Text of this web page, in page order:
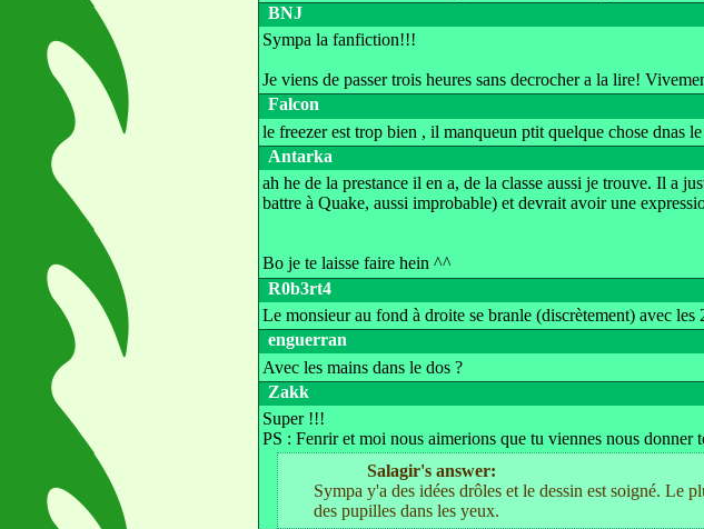
BNJ
Sympa la fanfiction!!!
Je viens de passer trois heures sans decrocher a la lire!
Falcon
le freezer est trop bien , il manqueun ptit quelque chose dnas
Antarka
ah he de la prestance il en a, de la classe aussi je trouve. Il a
battre à Quake, aussi improbable) et devrait avoir une
Bo je te laisse faire hein ^^
R0b3rt4
Le monsieur au fond à droite se branle (discrètement) avec
enguerran
Avec les mains dans le dos ?
Zakk
Super !!!
PS : Fenrir et moi nous aimerions que tu viennes nous
Salagir's answer:
Sympa y'a des idées drôles et le dessin est soigné. Le
des pupilles dans les yeux.